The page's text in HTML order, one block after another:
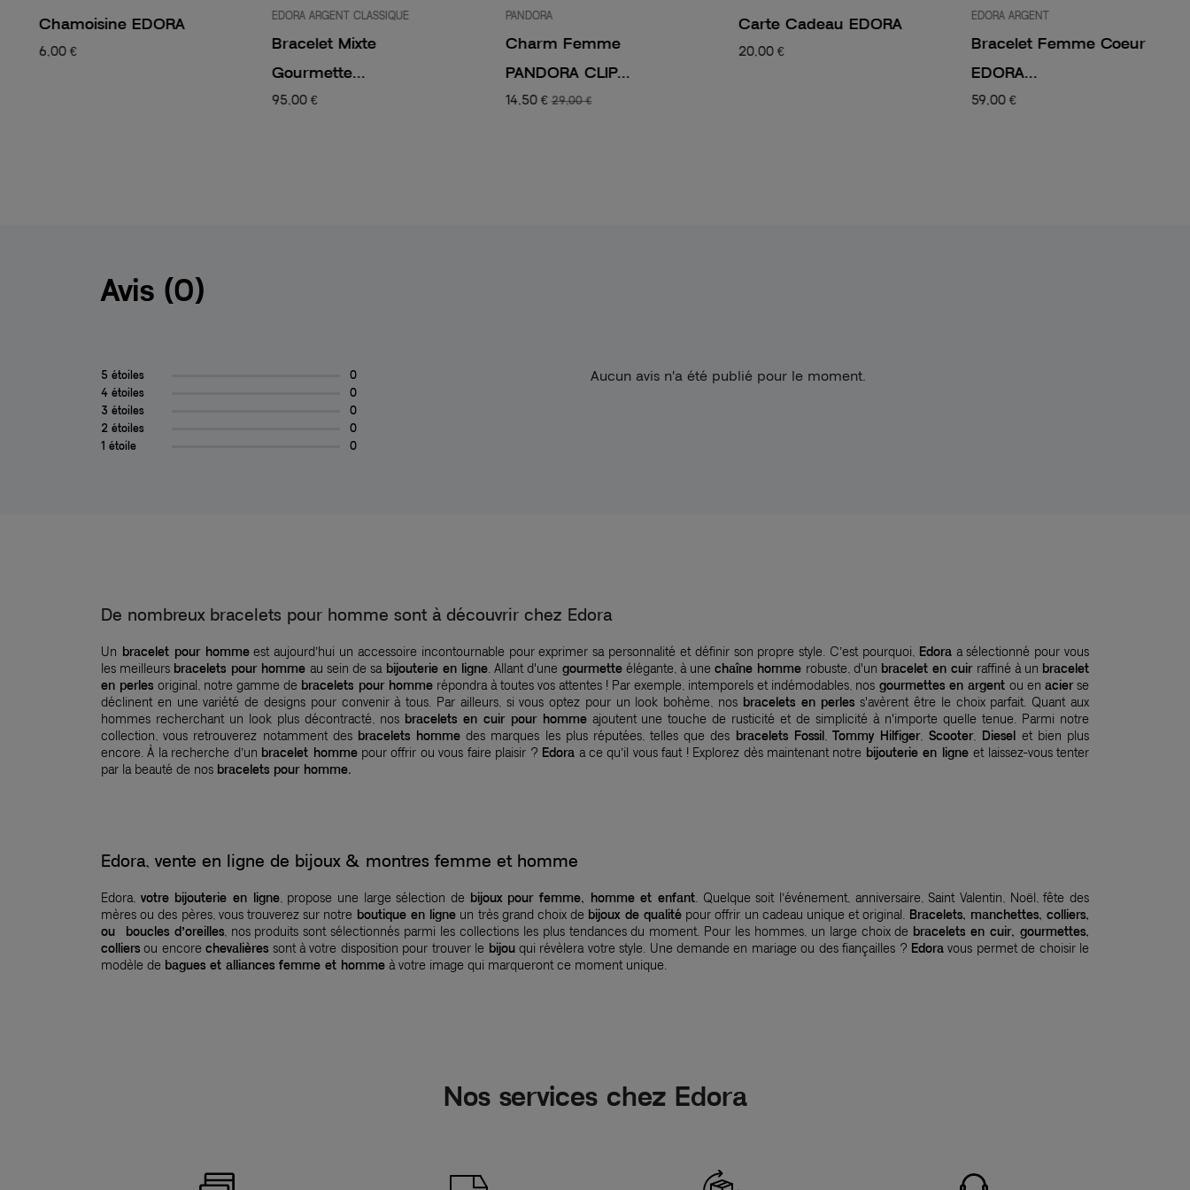
Chamoisine EDORA
6,00 €
EDORA ARGENT CLASSIQUE
Bracelet Mixte
Gourmette...
95,00 €
PANDORA
Charm Femme
PANDORA CLIP...
14,50 €29,00 €
Carte Cadeau EDORA
20,00 €
EDORA ARGENT
Bracelet Femme Coeur
EDORA...
59,00 €
Avis (0)
5 étoiles
0
4 étoiles
0
3 étoiles
0
2 étoiles
0
1 étoile
0
Aucun avis n'a été publié pour le moment.
De nombreux bracelets pour homme sont à découvrir chez Edora
Un bracelet pour hommeest aujourd’hui un accessoire incontournable pour exprimer sa personnalité et définir son propre style. C’est pourquoi, Edoraa sélectionné pour vous
les meilleurs bracelets pour homme au sein de sa bijouterie en ligne. Allant d'une gourmetteélégante, à unechaîne homme robuste, d'un bracelet en cuirraffiné à un bracelet
en perlesoriginal, notre gamme de bracelets pour hommerépondra à toutes vos attentes ! Par exemple, intemporels et indémodables, nos gourmettes en argent ou en acierse
déclinent en une variété de designs pour convenir à tous. Par ailleurs, si vous optez pour un look bohème, nos bracelets en perles s'avèrent être le choix parfait. Quant aux
hommes recherchant un look plus décontracté, nos bracelets en cuir pour hommeajoutent une touche de rusticité et de simplicité à n'importe quelle tenue. Parmi notre
collection, vous retrouverez notamment des bracelets homme des marques les plus réputées, telles que des bracelets Fossil ,Tommy Hilfiger, Scooter, Diesel et bien plus
encore. À la recherche d’un bracelet hommepour offrir ou vous faire plaisir ? Edora a ce qu’il vous faut ! Explorez dès maintenant notre bijouterie en ligneet laissez-vous tenter
par la beauté de nos bracelets pour homme.
Edora, vente en ligne de bijoux & montres femme et homme
Edora, votre bijouterie en ligne, propose une large sélection de bijoux pour femme, homme et enfant. Quelque soit l’événement, anniversaire, Saint Valentin, Noël, fête des
mères ou des pères, vous trouverez sur notre boutique en ligne un très grand choix de bijoux de qualitépour offrir un cadeau unique et original. Bracelets, manchettes, colliers,
ou boucles d’oreilles, nos produits sont sélectionnés parmi les collections les plus tendances du moment. Pour les hommes, un large choix de bracelets en cuir, gourmettes,
colliers ou encorechevalières sont à votre disposition pour trouver le bijouqui révèlera votre style. Une demande en mariage ou des fiançailles ? Edoravous permet de choisir le
modèle de bagues et alliances femme et homme à votre image qui marqueront ce moment unique.
Nos services chez Edora